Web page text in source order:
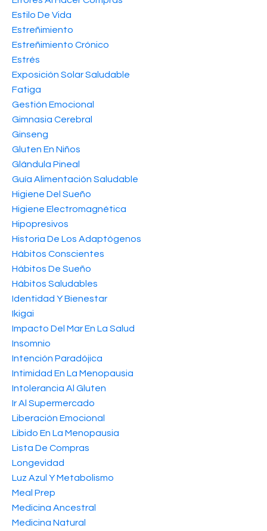
Estilo De Vida
Estreñimiento
Estreñimiento Crónico
Estrés
Exposición Solar Saludable
Fatiga
Gestión Emocional
Gimnasia Cerebral
Ginseng
Gluten En Niños
Glándula Pineal
Guía Alimentación Saludable
Higiene Del Sueño
Higiene Electromagnética
Hipopresivos
Historia De Los Adaptógenos
Hábitos Conscientes
Hábitos De Sueño
Hábitos Saludables
Identidad Y Bienestar
Ikigai
Impacto Del Mar En La Salud
Insomnio
Intención Paradójica
Intimidad En La Menopausia
Intolerancia Al Gluten
Ir Al Supermercado
Liberación Emocional
Libido En La Menopausia
Lista De Compras
Longevidad
Luz Azul Y Metabolismo
Meal Prep
Medicina Ancestral
Medicina Natural